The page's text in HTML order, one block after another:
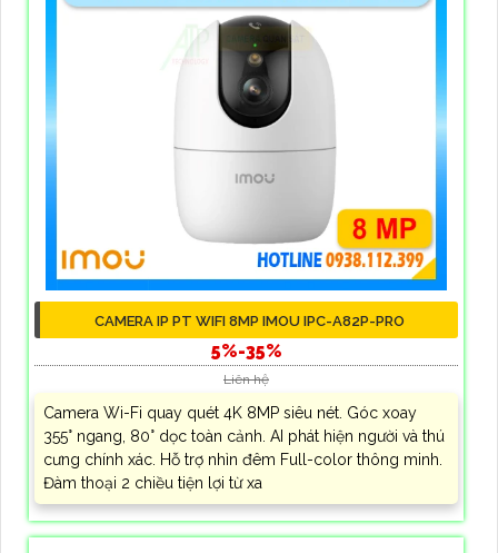
CAMERA IP PT WIFI 8MP IMOU IPC-A82P-PRO
5%-35%
Liên hệ
Camera Wi-Fi quay quét 4K 8MP siêu nét. Góc xoay
355° ngang, 80° dọc toàn cảnh. AI phát hiện người và thú
cưng chính xác. Hỗ trợ nhìn đêm Full-color thông minh.
Đàm thoại 2 chiều tiện lợi từ xa